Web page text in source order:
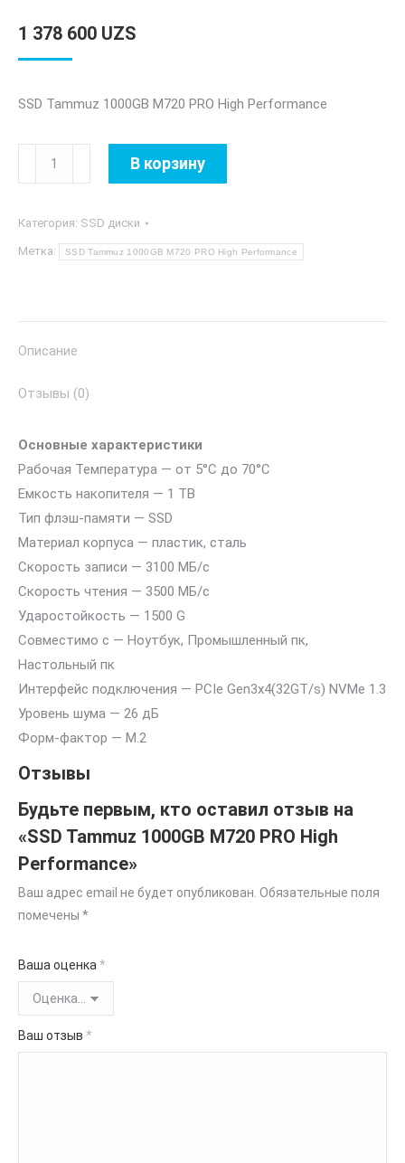
1 378 600 UZS
SSD Tammuz 1000GB M720 PRO High Performance
Количество
товара
Tammuz
1000GB
High
Performance
В корзину
Категория: SSD диски
Метка: SSD Tammuz 1000GB M720 PRO High Performance
Описание
Отзывы (0)
Основные характеристики
Рабочая Температура — от 5°C до 70°C
Емкость накопителя — 1 TB
Тип флэш-памяти — SSD
Материал корпуса — пластик, сталь
Скорость записи — 3100 МБ/с
Скорость чтения — 3500 МБ/с
Ударостойкость — 1500 G
Совместимо с — Ноутбук, Промышленный пк,
Настольный пк
Интерфейс подключения — PCIe Gen3x4(32GT/s) NVMe 1.3
Уровень шума — 26 дБ
Форм-фактор — М.2
Отзывы
Будьте первым, кто оставил отзыв на
«SSD Tammuz 1000GB M720 PRO High
Performance»
Ваш адрес email не будет опубликован. Обязательные поля
помечены *
Ваша оценка *
Ваш отзыв *